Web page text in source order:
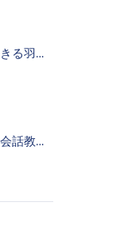
いつでも入会できる羽村市小作の英会話教室
羽村市小作の英会話教室が一歩踏み出すお手伝い